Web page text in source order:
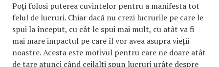
Poți folosi puterea cuvintelor pentru a manifesta tot
felul de lucruri. Chiar dacă nu crezi lucrurile pe care le
spui la început, cu cât le spui mai mult, cu atât va fi
mai mare impactul pe care îl vor avea asupra vieții
noastre. Acesta este motivul pentru care ne doare atât
de tare atunci când ceilalți spun lucruri urâte despre